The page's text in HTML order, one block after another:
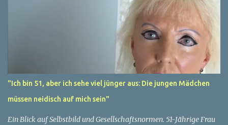
"Ich bin 51, aber ich sehe viel jünger aus: Die jungen Mädchen
müssen neidisch auf mich sein"
Ein Blick auf Selbstbild und Gesellschaftsnormen. 51-Jährige Frau